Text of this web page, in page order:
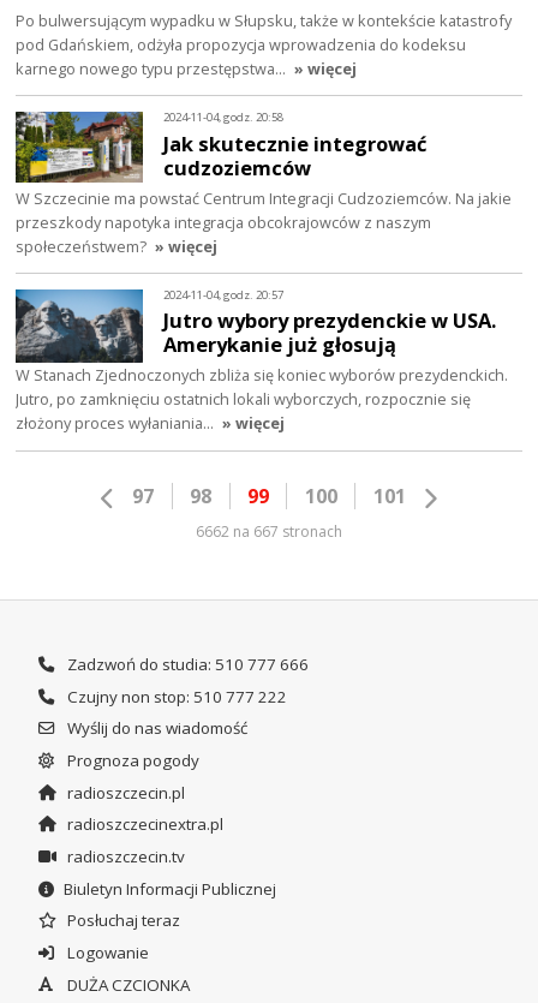
Po bulwersującym wypadku w Słupsku, także w kontekście katastrofy
pod Gdańskiem, odżyła propozycja wprowadzenia do kodeksu
karnego nowego typu przestępstwa… » więcej
2024-11-04, godz. 20:58
Jak skutecznie integrować
cudzoziemców
W Szczecinie ma powstać Centrum Integracji Cudzoziemców. Na jakie
przeszkody napotyka integracja obcokrajowców z naszym
społeczeństwem? » więcej
2024-11-04, godz. 20:57
Jutro wybory prezydenckie w USA.
Amerykanie już głosują
W Stanach Zjednoczonych zbliża się koniec wyborów prezydenckich.
Jutro, po zamknięciu ostatnich lokali wyborczych, rozpocznie się
złożony proces wyłaniania… » więcej
97 98 99 100 101
6662 na 667 stronach
Zadzwoń do studia: 510 777 666
Czujny non stop: 510 777 222
Wyślij do nas wiadomość
Prognoza pogody
radioszczecin.pl
radioszczecinextra.pl
radioszczecin.tv
Biuletyn Informacji Publicznej
Posłuchaj teraz
Logowanie
DUŻA CZCIONKA